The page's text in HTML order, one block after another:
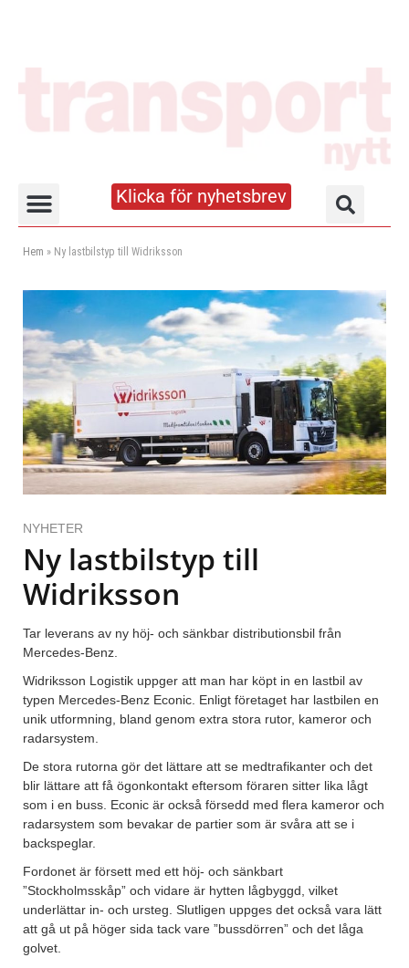
Klicka för nyhetsbrev
Hem » Ny lastbilstyp till Widriksson
NYHETER
Ny lastbilstyp till
Widriksson
Tar leverans av ny höj- och sänkbar distributionsbil från
Mercedes-Benz.
Widriksson Logistik uppger att man har köpt in en lastbil av
typen Mercedes-Benz Econic. Enligt företaget har lastbilen en
unik utformning, bland genom extra stora rutor, kameror och
radarsystem.
De stora rutorna gör det lättare att se medtrafikanter och det
blir lättare att få ögonkontakt eftersom föraren sitter lika lågt
som i en buss. Econic är också försedd med flera kameror och
radarsystem som bevakar de partier som är svåra att se i
backspeglar.
Fordonet är försett med ett höj- och sänkbart
”Stockholmsskåp” och vidare är hytten lågbyggd, vilket
underlättar in- och ursteg. Slutligen uppges det också vara lätt
att gå ut på höger sida tack vare ”bussdörren” och det låga
golvet.